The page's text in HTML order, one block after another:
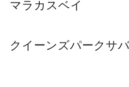
マラカスベイ
クイーンズパークサ